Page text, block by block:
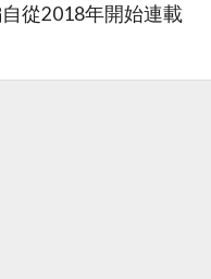
從2018年開始連載